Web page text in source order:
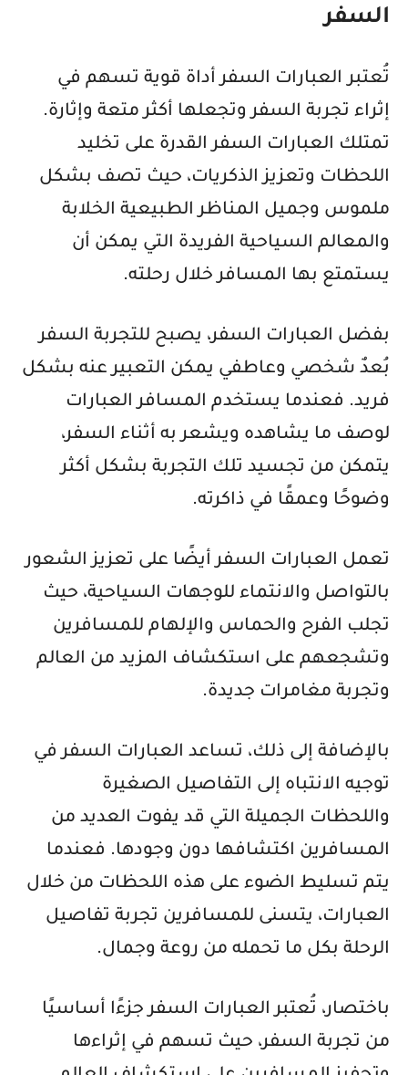
السفر
تُعتبر العبارات السفر أداة قوية تسهم في
إثراء تجربة السفر وتجعلها أكثر متعة وإثارة.
تمتلك العبارات السفر القدرة على تخليد
اللحظات وتعزيز الذكريات، حيث تصف بشكل
ملموس وجميل المناظر الطبيعية الخلابة
والمعالم السياحية الفريدة التي يمكن أن
يستمتع بها المسافر خلال رحلته.
بفضل العبارات السفر، يصبح للتجربة السفر
بُعدٌ شخصي وعاطفي يمكن التعبير عنه بشكل
فريد. فعندما يستخدم المسافر العبارات
لوصف ما يشاهده ويشعر به أثناء السفر،
يتمكن من تجسيد تلك التجربة بشكل أكثر
وضوحًا وعمقًا في ذاكرته.
تعمل العبارات السفر أيضًا على تعزيز الشعور
بالتواصل والانتماء للوجهات السياحية، حيث
تجلب الفرح والحماس والإلهام للمسافرين
وتشجعهم على استكشاف المزيد من العالم
وتجربة مغامرات جديدة.
بالإضافة إلى ذلك، تساعد العبارات السفر في
توجيه الانتباه إلى التفاصيل الصغيرة
واللحظات الجميلة التي قد يفوت العديد من
المسافرين اكتشافها دون وجودها. فعندما
يتم تسليط الضوء على هذه اللحظات من خلال
العبارات، يتسنى للمسافرين تجربة تفاصيل
الرحلة بكل ما تحمله من روعة وجمال.
باختصار، تُعتبر العبارات السفر جزءًا أساسيًا
من تجربة السفر، حيث تسهم في إثراءها